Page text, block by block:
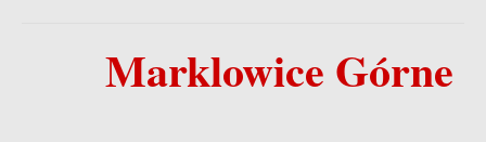
Marklowice Górne